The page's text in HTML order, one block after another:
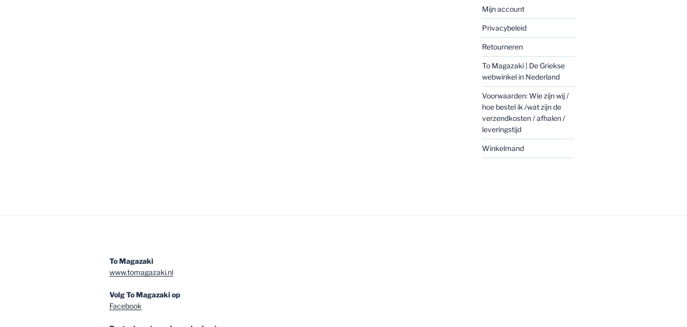
Mijn account
Privacybeleid
Retourneren
To Magazaki | De Griekse
webwinkel in Nederland
Voorwaarden: Wie zijn wij /
hoe bestel ik /wat zijn de
verzendkosten / afhalen /
leveringstijd
Winkelmand
To Magazaki
www.tomagazaki.nl
Volg To Magazaki op
Facebook